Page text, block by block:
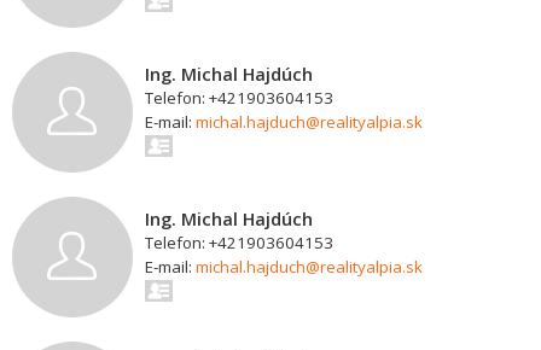
Ing. Michal Hajdúch
Telefon: +421903604153
E-mail: michal.hajduch@realityalpia.sk
Ing. Michal Hajdúch
Telefon: +421903604153
E-mail: michal.hajduch@realityalpia.sk